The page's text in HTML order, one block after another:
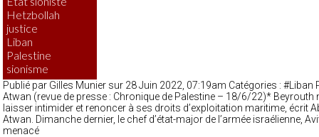
Hetzbollah
justice
Liban
Palestine
sionisme
Publié par Gilles Munier sur 28 Juin 2022, 07:19am Catégories : #Liban
Atwan (revue de presse : Chronique de Palestine – 18/6/22)* Beyrouth
laisser intimider et renoncer à ses droits d’exploitation maritime, écrit
Atwan. Dimanche dernier, le chef d’état-major de l’armée israélienne,
menacé